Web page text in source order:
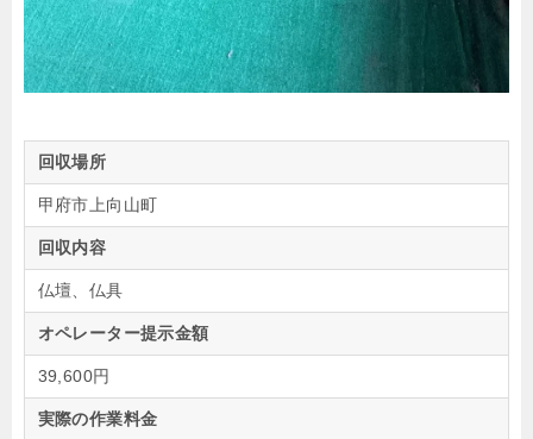
回収場所
甲府市上向山町
回収内容
仏壇、仏具
オペレーター提示金額
39,600円
実際の作業料金